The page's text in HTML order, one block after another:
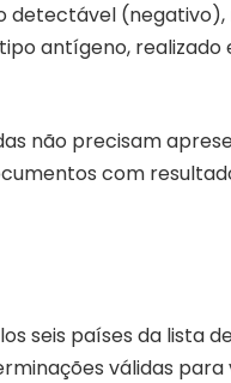
detectável (negativo),
antígeno, realizado
não precisam
com
seis países da lista
válidas para